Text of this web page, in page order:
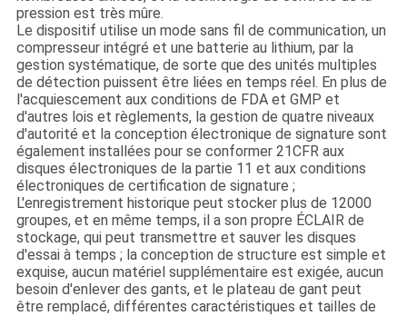
pression est très mûre.
Le dispositif utilise un mode sans fil de communication, un
compresseur intégré et une batterie au lithium, par la
gestion systématique, de sorte que des unités multiples
de détection puissent être liées en temps réel. En plus de
l'acquiescement aux conditions de FDA et GMP et
d'autres lois et règlements, la gestion de quatre niveaux
d'autorité et la conception électronique de signature sont
également installées pour se conformer 21CFR aux
disques électroniques de la partie 11 et aux conditions
électroniques de certification de signature ;
L'enregistrement historique peut stocker plus de 12000
groupes, et en même temps, il a son propre ÉCLAIR de
stockage, qui peut transmettre et sauver les disques
d'essai à temps ; la conception de structure est simple et
exquise, aucun matériel supplémentaire est exigée, aucun
besoin d'enlever des gants, et le plateau de gant peut
être remplacé, différentes caractéristiques et tailles de